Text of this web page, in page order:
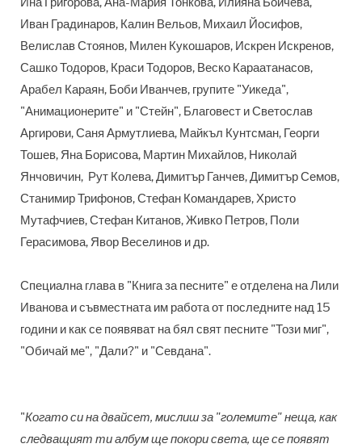
Иван Градинаров, Калин Вельов, Михаил Йосифов,
Велислав Стоянов, Милен Кукошаров, Искрен Искренов,
Сашко Тодоров, Краси Тодоров, Веско Караатанасов,
Арабел Караян, Боби Иванчев, групите "Уикеда",
"Анимационерите" и "Стейн", Благовест и Светослав
Аргирови, Саня Армутлиева, Майкъл Кунтсман, Георги
Тошев, Яна Борисова, Мартин Михайлов, Николай
Янчовичин, Рут Колева, Димитър Ганчев, Димитър Семов,
Станимир Трифонов, Стефан Командарев, Христо
Мутафчиев, Стефан Китанов, Живко Петров, Поли
Герасимова, Явор Веселинов и др.
Специална глава в "Книга за песните" е отделена на Лили
Иванова и съвместната им работа от последните над 15
години и как се появяват на бял свят песните "Този миг",
"Обичай ме", "Дали?" и "Севдана".
"Когато си на двайсет, мислиш за "големите" неща, как
следващият ти албум ще покори света, ще се появят